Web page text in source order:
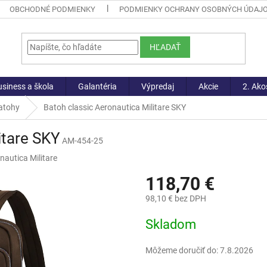
OBCHODNÉ PODMIENKY PODMIENKY OCHRANY OSOBNÝCH
HĽADAŤ
a škola Galantéria Výpredaj Akcie 2.
Batoh classic Aeronautica Militare SKY
SKYAM-454-25
Militare
118,70 €
98,10 € bez DPH
cena:
Skladom
Môžeme doručiť do:7.8.2026